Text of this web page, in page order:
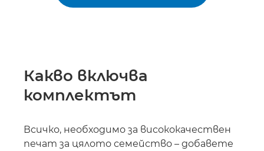
Какво включва
комплектът
Всичко, необходимо за висококачествен
печат за цялото семейство – добавете